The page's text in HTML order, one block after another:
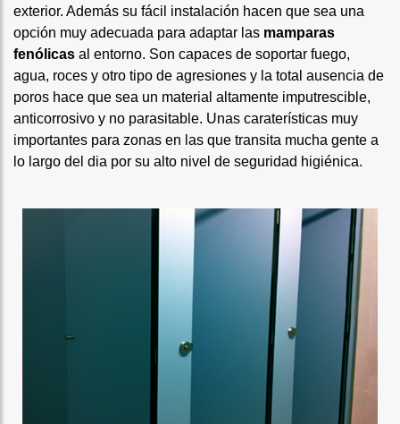
exterior. Además su fácil instalación hacen que sea una
opción muy adecuada para adaptar las mamparas
fenólicas al entorno. Son capaces de soportar fuego,
agua, roces y otro tipo de agresiones y la total ausencia de
poros hace que sea un material altamente imputrescible,
anticorrosivo y no parasitable. Unas caraterísticas muy
importantes para zonas en las que transita mucha gente a
lo largo del dia por su alto nivel de seguridad higiénica.